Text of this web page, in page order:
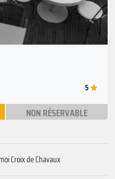
5
NON RÉSERVABLE
‍Croix de Chavaux